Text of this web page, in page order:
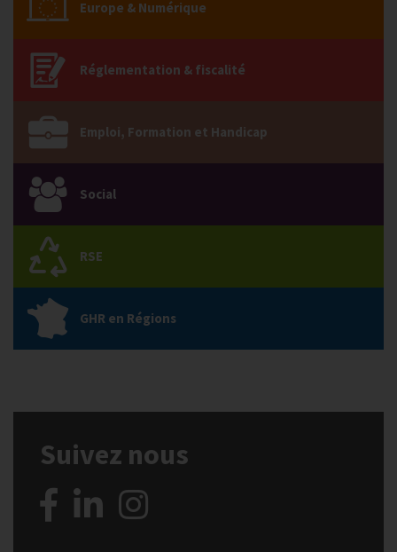
Europe & Numérique
Réglementation & fiscalité
Emploi, Formation et Handicap
Social
RSE
GHR en Régions
Suivez nous